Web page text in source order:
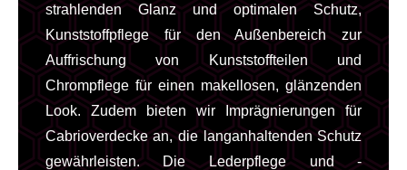
strahlenden Glanz und optimalen Schutz,
Kunststoffpflege für den Außenbereich zur
Auffrischung von Kunststoffteilen und
Chrompflege für einen makellosen, glänzenden
Look. Zudem bieten wir Imprägnierungen für
Cabrioverdecke an, die langanhaltenden Schutz
gewährleisten. Die Lederpflege und -